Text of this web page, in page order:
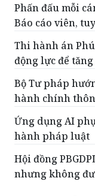
Phấn đấu mỗi
Báo cáo viên,
Thi hành án
động lực để
Bộ Tư pháp
hành chính
Ứng dụng AI
hành pháp luật
Hội đồng
nhưng không